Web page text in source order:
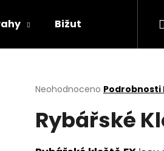
Bižuterie
Průměrné
produktu
je
z
Neohodnoceno
Rybářské